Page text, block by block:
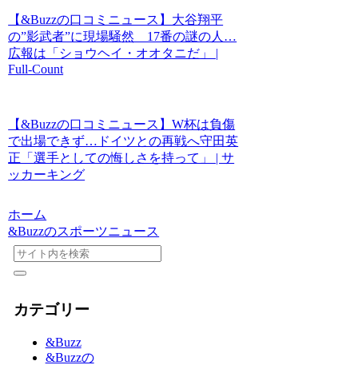
【&Buzzの口コミニュース】大谷翔平
の”影武者”に現場騒然 17番の謎の人…
広報は「ショウヘイ・オオタニだ」 |
Full-Count
【&Buzzの口コミニュース】W杯は負傷
で出場できず…ドイツとの再戦へ守田英
正「選手としての悔しさを持って」 | サ
ッカーキング
ホーム
&Buzzのスポーツニュース
カテゴリー
&Buzz
&Buzzの